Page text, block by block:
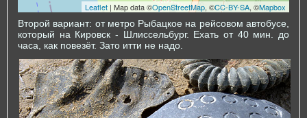
Leaflet | Map data ©OpenStreetMap, ©CC-BY-SA, ©Mapbox
Второй вариант: от метро Рыбацкое на рейсовом автобусе,
который на Кировск - Шлиссельбург. Ехать от 40 мин. до
часа, как повезёт. Зато итти не надо.